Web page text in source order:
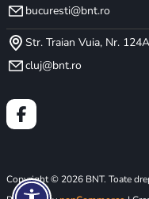
bucuresti@bnt.ro
Str. Traian Vuia, Nr.
cluj@bnt.ro
Copyright © 2026 BNT. Toate